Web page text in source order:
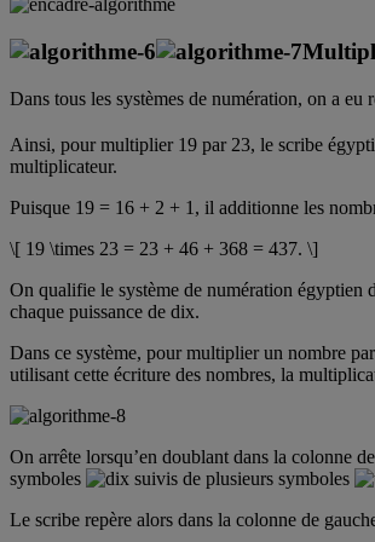
Dans tous les systèmes de numération, on a
Ainsi, pour multiplier 19 par 23, le scribe
multiplicateur.
Puisque 19 = 16 + 2 + 1, il additionne les
\[ 19 \times 23 = 23 + 46 + 368 = 437. \]
On qualifie le système de numération égyptien
chaque puissance de dix.
Dans ce système, pour multiplier un nombre
utilisant cette écriture des nombres, la
On arrête lorsqu’en doublant dans la colonne
symboles
suivis de plusieurs symboles
Le scribe repère alors dans la colonne de